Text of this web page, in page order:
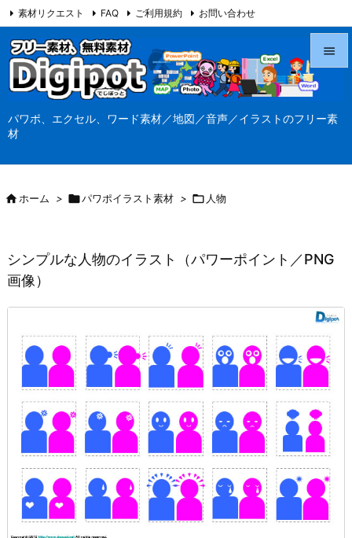
パワポ、エクセル、ワード素材／地図／音声／イラストのフリー素
材



検索
素材リクエスト FAQ ご利用規約 お問い合わせ
当サイト（Digipot.net）について
ホーム > パワポイラスト素材 >  人物
シンプルな人物のイラスト（パワーポイント／PNG
画像）